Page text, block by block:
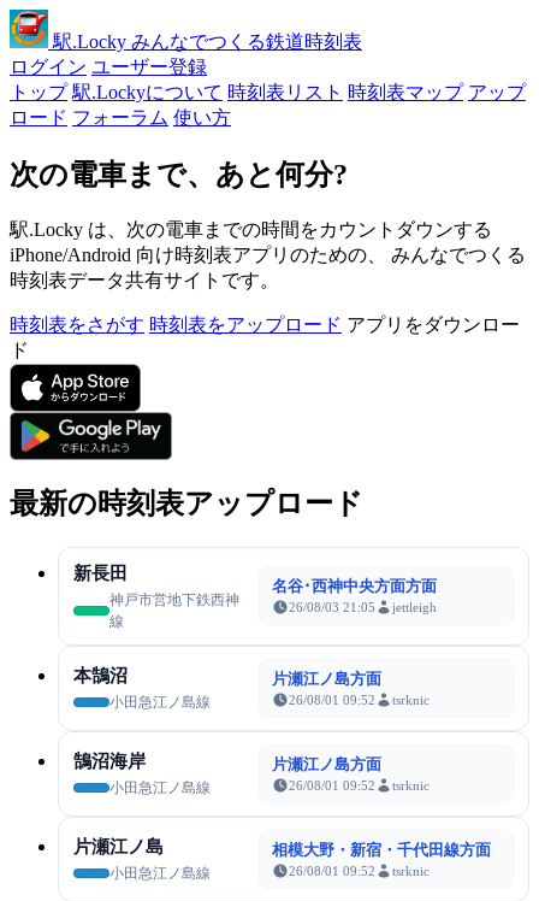
駅.Locky みんなでつくる鉄道時刻表
ログイン ユーザー登録
トップ 駅.Lockyについて 時刻表リスト 時刻表マップ アップ
ロード フォーラム 使い方
次の電車まで、あと何分?
駅.Locky は、次の電車までの時間をカウントダウンする
iPhone/Android 向け時刻表アプリのための、 みんなでつくる
時刻表データ共有サイトです。
時刻表をさがす 時刻表をアップロード アプリをダウンロー
ド
最新の時刻表アップロード
新長田
神戸市営地下鉄西神
線
名谷･西神中央方面方面
26/08/03 21:05 jettleigh
本鵠沼
小田急江ノ島線
片瀬江ノ島方面
26/08/01 09:52 tsrknic
鵠沼海岸
小田急江ノ島線
片瀬江ノ島方面
26/08/01 09:52 tsrknic
片瀬江ノ島
小田急江ノ島線
相模大野・新宿・千代田線方面
26/08/01 09:52 tsrknic